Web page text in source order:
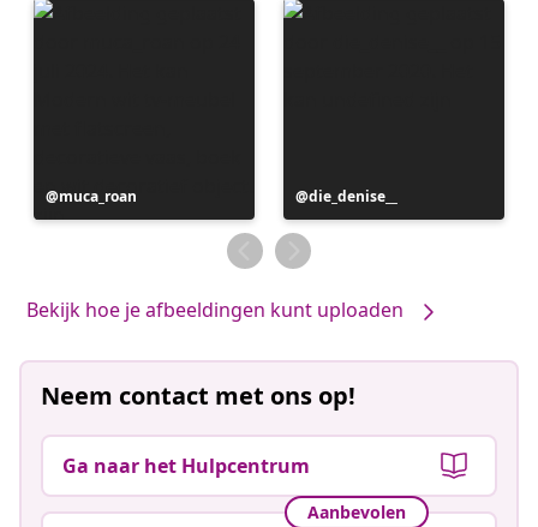
Bericht
gepubliceerd
muca_roan
Bericht
gepubliceerd
door
die_denise__
Bekijk hoe je afbeeldingen kunt uploaden
Neem contact met ons op!
Ga naar het Hulpcentrum
Aanbevolen